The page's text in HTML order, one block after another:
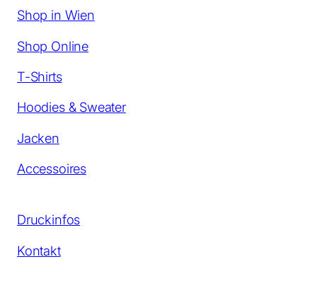
Shop in Wien
Shop Online
T-Shirts
Hoodies & Sweater
Jacken
Accessoires
Druckinfos
Kontakt